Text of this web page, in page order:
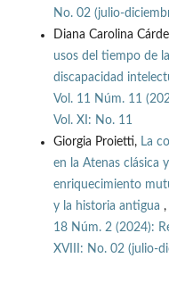
No. 02 (julio-
Diana Carolina
usos del tiempo de
discapacidad
Vol. 11 Núm. 11
Vol. XI: No. 11
Giorgia Proietti, La
en la Atenas clásica
enriquecimiento
y la historia antigua ,
18 Núm. 2 (2024):
XVIII: No. 02 (julio-